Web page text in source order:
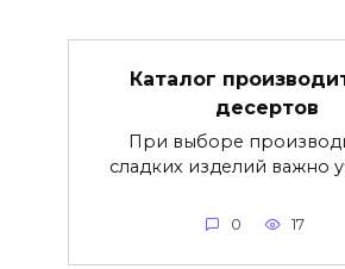
Каталог
десертов
При выборе
сладких изделий важно
0 17